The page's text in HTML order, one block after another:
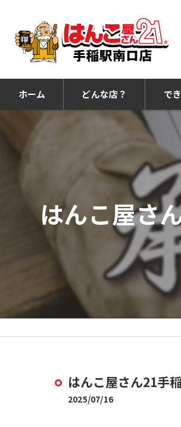
ホーム どんな店？ で
はんこ屋さ
はんこ屋さん21手
2025/07/16